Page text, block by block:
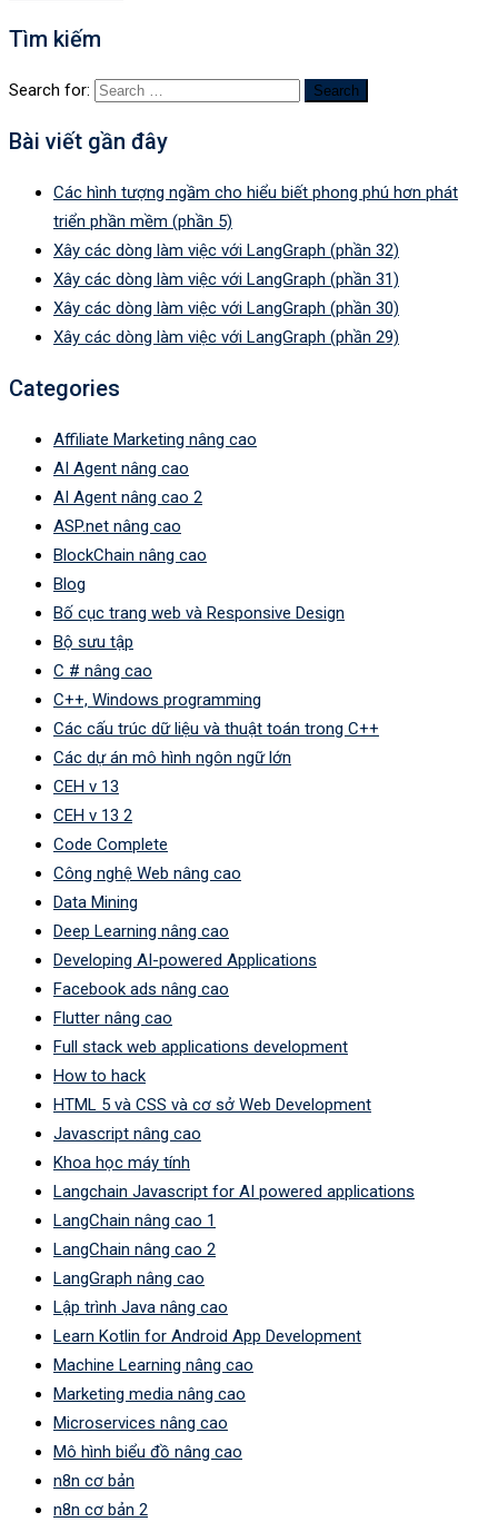
Tìm kiếm
Search for:
Bài viết gần đây
Các hình tượng ngầm cho hiểu biết phong phú hơn phát
triển phần mềm (phần 5)
Xây các dòng làm việc với LangGraph (phần 32)
Xây các dòng làm việc với LangGraph (phần 31)
Xây các dòng làm việc với LangGraph (phần 30)
Xây các dòng làm việc với LangGraph (phần 29)
Categories
Affiliate Marketing nâng cao
AI Agent nâng cao
AI Agent nâng cao 2
ASP.net nâng cao
BlockChain nâng cao
Blog
Bố cục trang web và Responsive Design
Bộ sưu tập
C # nâng cao
C++, Windows programming
Các cấu trúc dữ liệu và thuật toán trong C++
Các dự án mô hình ngôn ngữ lớn
CEH v 13
CEH v 13 2
Code Complete
Công nghệ Web nâng cao
Data Mining
Deep Learning nâng cao
Developing AI-powered Applications
Facebook ads nâng cao
Flutter nâng cao
Full stack web applications development
How to hack
HTML 5 và CSS và cơ sở Web Development
Javascript nâng cao
Khoa học máy tính
Langchain Javascript for AI powered applications
LangChain nâng cao 1
LangChain nâng cao 2
LangGraph nâng cao
Lập trình Java nâng cao
Learn Kotlin for Android App Development
Machine Learning nâng cao
Marketing media nâng cao
Microservices nâng cao
Mô hình biểu đồ nâng cao
n8n cơ bản
n8n cơ bản 2